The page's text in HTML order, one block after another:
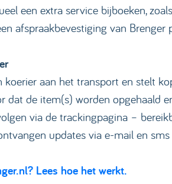
een extra service bijboeken,
afspraakbevestiging van Brenger
koerier aan het transport en stelt
dat de item(s) worden opgehaald
via de trackingpagina –
updates via e-mail en sms
Lees hoe het werkt.